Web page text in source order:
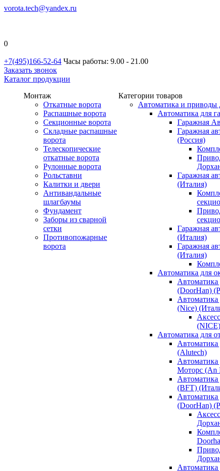
vorota.tech@yandex.ru
0
+7(495)166-52-64 Часы работы: 9.00 - 21.00
Заказать звонок
Каталог продукции
Монтаж
Откатные ворота
Распашные ворота
Секционные ворота
Складные распашные
ворота
Телескопические
откатные ворота
Рулонные ворота
Рольставни
Калитки и двери
Антивандальные
шлагбаумы
Фундамент
Заборы из сварной
сетки
Противопожарные
ворота
Категории товаров
Автоматика и приводы
Автоматика для
Гаражная
Гаражная
(Россия)
Гаражная
(Италия)
Гаражная
(Италия)
Гаражная
(Италия)
Автоматика для
Автоматика
(DoorHan)
Автоматика
(Nice)
(NICE)
Автоматика для
(Alutech)
Моторс (An
(BFT)
Автоматика
(DoorHan)
Автоматика